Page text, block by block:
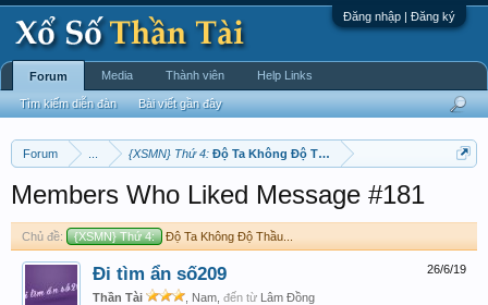
Đăng nhập | Đăng ký
Forum {XSMN} Thứ 4: Độ Ta Không Độ Thầu...
Members Who Liked Message #181
Chủ đề: {XSMN} Thứ 4: Độ Ta Không Độ Thầu...
26/6/19
Đi tìm ẩn số209
Thần Tài , Nam, đến từ Lâm Đồng
Forum
Tìm kiếm diễn đàn Bài viết gần đây
Media Thành viên Help Links